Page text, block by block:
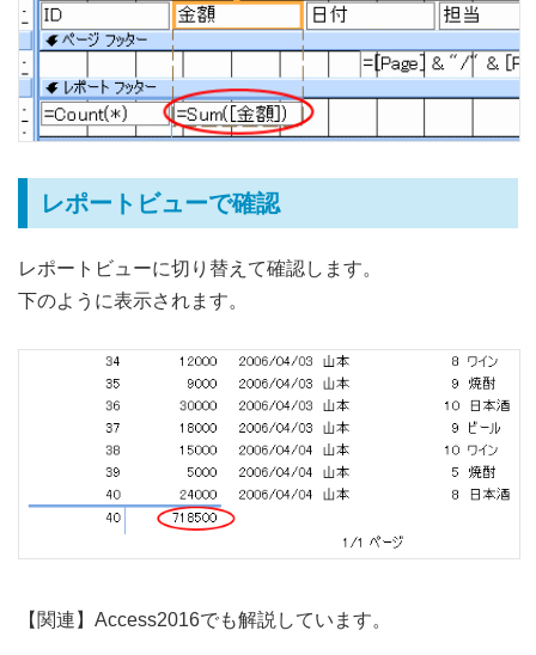
レポートビューで確認
レポートビューに切り替えて確認します。
下のように表示されます。
【関連】Access2016でも解説しています。